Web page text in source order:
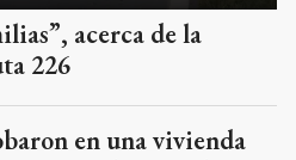
acerca de la
226
en una vivienda